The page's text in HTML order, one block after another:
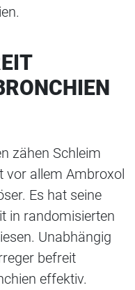
zähen Schleim
vor allem Ambroxol
Es hat seine
in randomisierten
Unabhängig
befreit
effektiv.